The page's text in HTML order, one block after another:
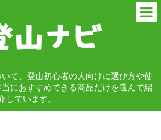
て、登山初心者の人向けに選び方や使
におすすめできる商品だけを選んで紹
しています。